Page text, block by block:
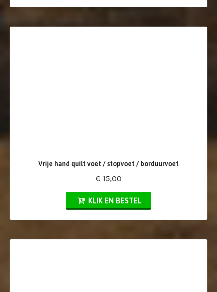
Vrije hand quilt voet / stopvoet / borduurvoet
€ 15,00
KLIK EN BESTEL